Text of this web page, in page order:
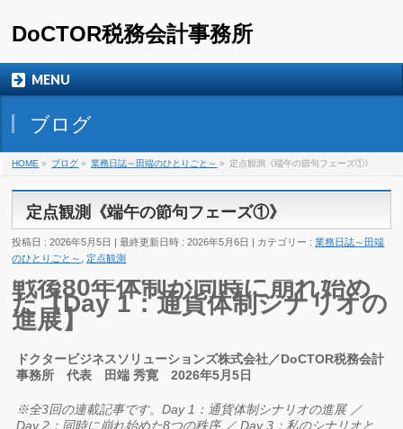
DoCTOR税務会計事務所
MENU
ブログ
HOME » ブログ » 業務日誌～田端のひとりごと～ » 定点観測《端午の節句フェーズ①》
定点観測《端午の節句フェーズ①》
投稿日 : 2026年5月5日 最終更新日時 : 2026年5月6日 カテゴリー :業務日誌～田端
のひとりごと～
,定点観測
戦後80年体制が同時に崩れ始め
た【Day 1：通貨体制シナリオの
進展】
ドクタービジネスソリューションズ株式会社／DoCTOR税務会計
事務所 代表 田端 秀寛 2026年5月5日
※全3回の連載記事です。Day 1：通貨体制シナリオの進展 ／
Day 2：同時に崩れ始めた8つの秩序 ／ Day 3：私のシナリオと